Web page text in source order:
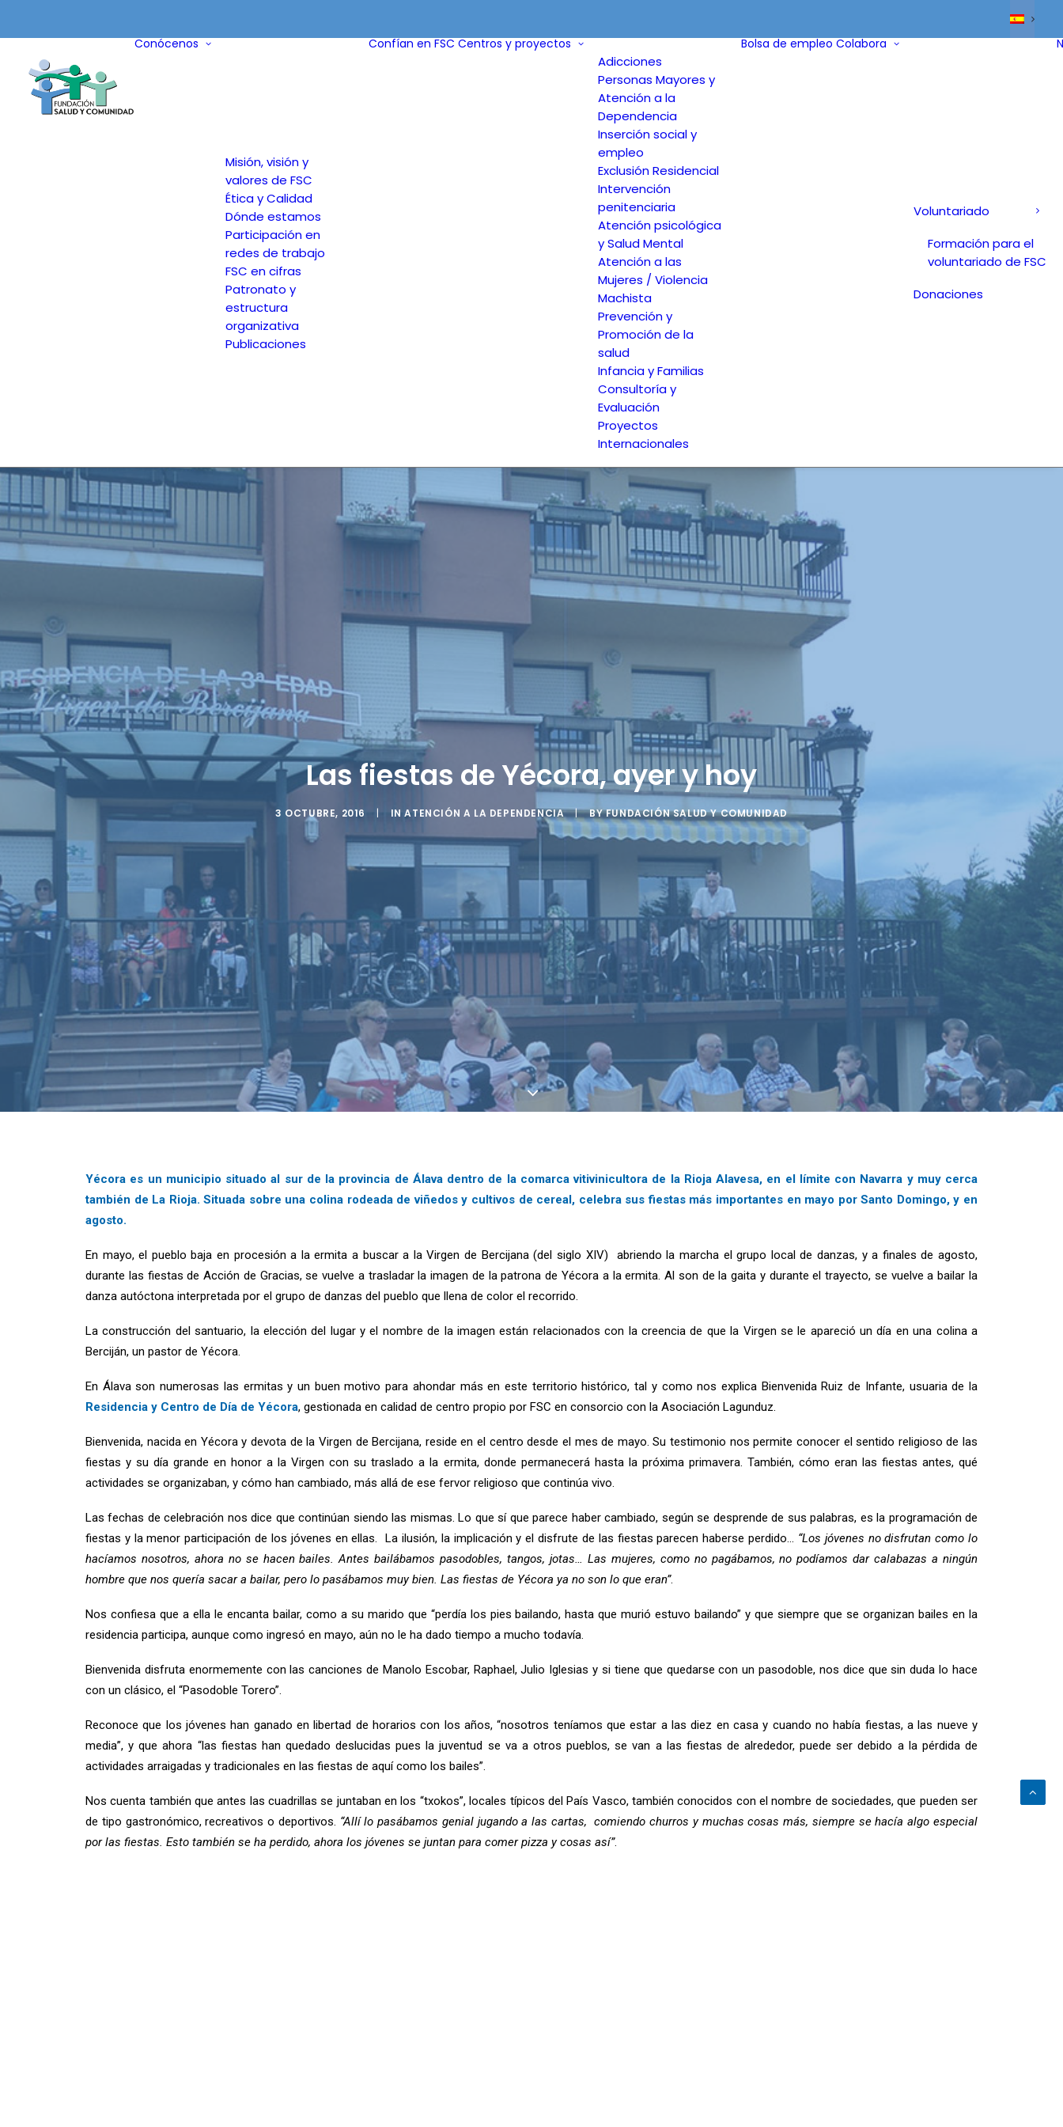
Conócenos
Misión, visión y
valores de FSC
Ética y Calidad
Dónde estamos
Participación en
redes de trabajo
FSC en cifras
Patronato y
estructura
organizativa
Publicaciones
Confían en FSC Centros y proyectos
Adicciones
Personas Mayores y
Atención a la
Dependencia
Inserción social y
empleo
Exclusión Residencial
Intervención
penitenciaria
Atención psicológica
y Salud Mental
Atención a las
Mujeres / Violencia
Machista
Prevención y
Promoción de la
salud
Infancia y Familias
Consultoría y
Evaluación
Proyectos
Internacionales
Bolsa de empleo Colabora
Voluntariado
Formación para el
voluntariado de FSC
Donaciones
Las fiestas de Yécora, ayer y hoy
3 OCTUBRE, 2016 | INATENCIÓN A LA DEPENDENCIA | BYFUNDACIÓN SALUD Y COMUNIDAD
Yécora es un municipio situado al sur de la provincia de Álava dentro de la comarca vitivinicultora de la Rioja Alavesa, en el límite con Navarra y muy cerca
también de La Rioja. Situada sobre una colina rodeada de viñedos y cultivos de cereal, celebra sus fiestas más importantes en mayo por Santo Domingo, y en
agosto.
En mayo, el pueblo baja en procesión a la ermita a buscar a la Virgen de Bercijana (del siglo XIV) abriendo la marcha el grupo local de danzas, y a finales de agosto,
durante las fiestas de Acción de Gracias, se vuelve a trasladar la imagen de la patrona de Yécora a la ermita. Al son de la gaita y durante el trayecto, se vuelve a bailar la
danza autóctona interpretada por el grupo de danzas del pueblo que llena de color el recorrido.
La construcción del santuario, la elección del lugar y el nombre de la imagen están relacionados con la creencia de que la Virgen se le apareció un día en una colina a
Berciján, un pastor de Yécora.
En Álava son numerosas las ermitas y un buen motivo para ahondar más en este territorio histórico, tal y como nos explica Bienvenida Ruiz de Infante, usuaria de la
Residencia y Centro de Día de Yécora, gestionada en calidad de centro propio por FSC en consorcio con la Asociación Lagunduz.
Bienvenida, nacida en Yécora y devota de la Virgen de Bercijana, reside en el centro desde el mes de mayo. Su testimonio nos permite conocer el sentido religioso de las
fiestas y su día grande en honor a la Virgen con su traslado a la ermita, donde permanecerá hasta la próxima primavera. También, cómo eran las fiestas antes, qué
actividades se organizaban, y cómo han cambiado, más allá de ese fervor religioso que continúa vivo.
Las fechas de celebración nos dice que continúan siendo las mismas. Lo que sí que parece haber cambiado, según se desprende de sus palabras, es la programación de
fiestas y la menor participación de los jóvenes en ellas. La ilusión, la implicación y el disfrute de las fiestas parecen haberse perdido… “Los jóvenes no disfrutan como lo
hacíamos nosotros, ahora no se hacen bailes. Antes bailábamos pasodobles, tangos, jotas… Las mujeres, como no pagábamos, no podíamos dar calabazas a ningún
hombre que nos quería sacar a bailar, pero lo pasábamos muy bien. Las fiestas de Yécora ya no son lo que eran”.
Nos confiesa que a ella le encanta bailar, como a su marido que “perdía los pies bailando, hasta que murió estuvo bailando” y que siempre que se organizan bailes en la
residencia participa, aunque como ingresó en mayo, aún no le ha dado tiempo a mucho todavía.
Bienvenida disfruta enormemente con las canciones de Manolo Escobar, Raphael, Julio Iglesias y si tiene que quedarse con un pasodoble, nos dice que sin duda lo hace
con un clásico, el “Pasodoble Torero”.
Reconoce que los jóvenes han ganado en libertad de horarios con los años, “nosotros teníamos que estar a las diez en casa y cuando no había fiestas, a las nueve y
media”, y que ahora “las fiestas han quedado deslucidas pues la juventud se va a otros pueblos, se van a las fiestas de alrededor, puede ser debido a la pérdida de
actividades arraigadas y tradicionales en las fiestas de aquí como los bailes”.
Nos cuenta también que antes las cuadrillas se juntaban en los “txokos”, locales típicos del País Vasco, también conocidos con el nombre de sociedades, que pueden ser
de tipo gastronómico, recreativos o deportivos. “Allí lo pasábamos genial jugando a las cartas, comiendo churros y muchas cosas más, siempre se hacía algo especial
por las fiestas. Esto también se ha perdido, ahora los jóvenes se juntan para comer pizza y cosas así”.